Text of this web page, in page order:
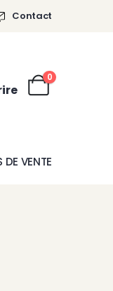
Contact
0
DE VENTE